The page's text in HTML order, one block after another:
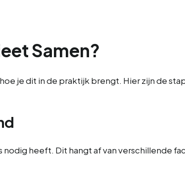
Samen?
je dit in de praktijk brengt. Hier zijn de
heeft. Dit hangt af van verschillende